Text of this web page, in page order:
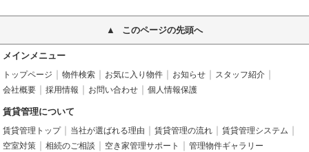
このページの先頭へ
メインメニュー
トップページ 物件検索 お気に入り物件 お知らせ
スタッフ紹介
会社概要
採用情報 お問い合わせ 個人情報保護
賃貸管理について
賃貸管理トップ 当社が選ばれる理由 賃貸管理の流れ
賃貸管理システム
空室対策
相続のご相談 空き家管理サポート 管理物件ギャラリー